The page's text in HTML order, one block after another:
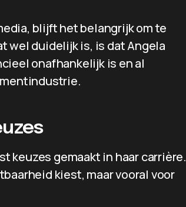
blijft het belangrijk om te
wel duidelijk is, is dat Angela
onafhankelijk is en al
keuzes gemaakt in haar carrière.
kiest, maar vooral voor